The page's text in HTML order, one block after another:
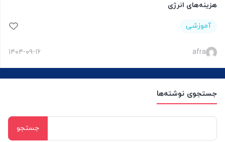
جستجوی نوشته‌ها
برای:
هزینه‌های انرژی
آموزشی
afra ۱۴۰۴-۰۹-۱۶